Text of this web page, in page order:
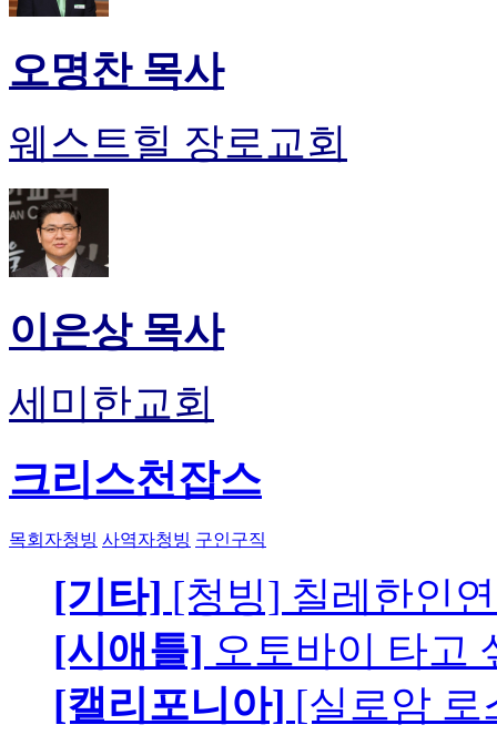
오명찬 목사
웨스트힐 장로교회
이은상 목사
세미한교회
크리스천잡스
목회자청빙 사역자청빙 구인구직
[기타] [청빙] 칠레한인
[시애틀] 오토바이 타고
[캘리포니아] [실로암 로